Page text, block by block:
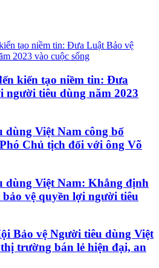
kiến tạo niềm tin: Đưa
người tiêu dùng năm 2023
dùng Việt Nam công bố
Chủ tịch đối với ông Võ
dùng Việt Nam: Khẳng định
vệ quyền lợi người tiêu
Bảo vệ Người tiêu dùng Việt
trường bán lẻ hiện đại, an